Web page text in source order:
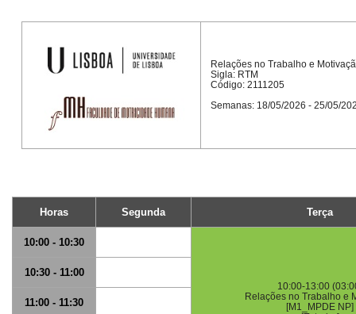
Relações no Trabalho e
Sigla: RTM
Código: 2111205
Semanas: 18/05/2026 - 25/05/
Horas Segunda Terça
10:00 - 10:30
10:00-13:00
Relações no Trabalho e
[M1_MPDE NP]
10:30 - 11:00
11:00 - 11:30